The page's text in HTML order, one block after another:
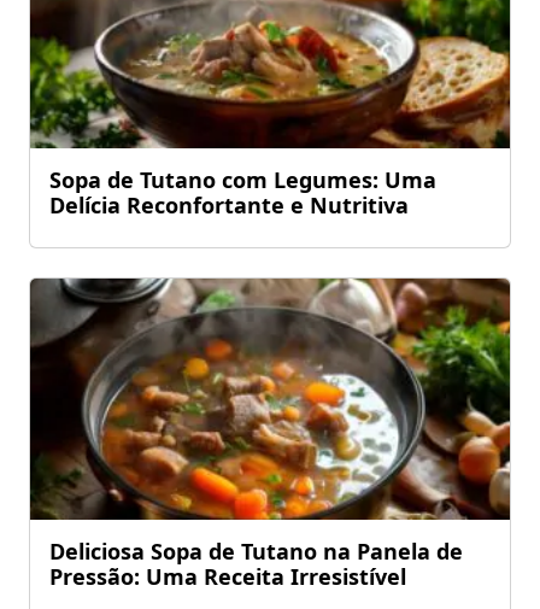
Sopa de Tutano com Legumes: Uma
Delícia Reconfortante e Nutritiva
Deliciosa Sopa de Tutano na Panela de
Pressão: Uma Receita Irresistível